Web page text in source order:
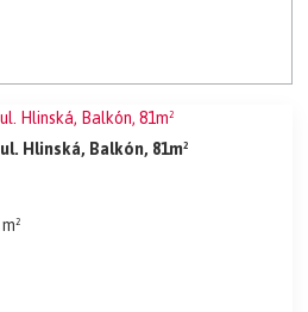
Hlinská, Balkón, 81m²